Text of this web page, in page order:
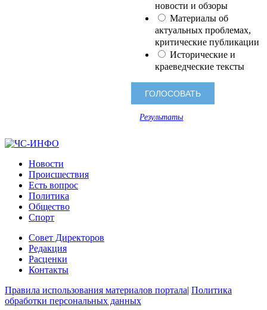
новости и обзоры
Материалы об
актуальных проблемах,
критические публикации
Исторические и
краеведческие тексты
Результаты
Новости
Происшествия
Есть вопрос
Политика
Общество
Спорт
Совет Директоров
Редакция
Расценки
Контакты
Правила использования материалов портала| Политика
обработки персональных данных